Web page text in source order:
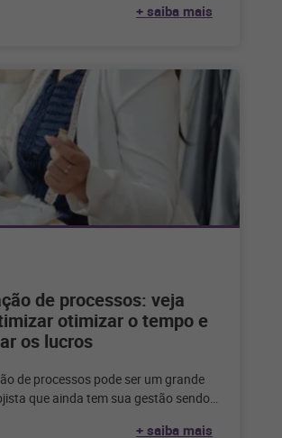
+ saiba mais
de processos: veja
otimizar o tempo e
os lucros
de processos pode ser um grande
que ainda tem sua gestão sendo
+ saiba mais